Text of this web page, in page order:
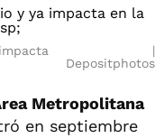
Depositphotos
Metropolitana
en septiembre